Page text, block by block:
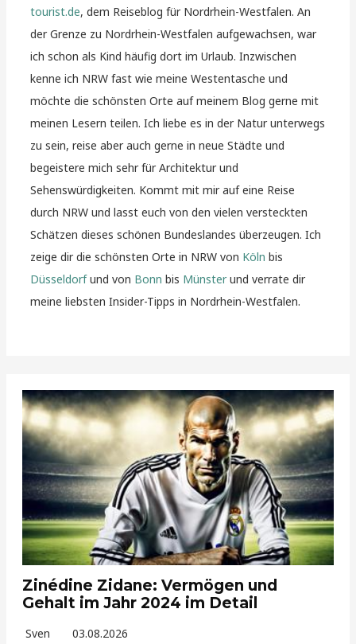
tourist.de, dem Reiseblog für Nordrhein-Westfalen. An
der Grenze zu Nordrhein-Westfalen aufgewachsen, war
ich schon als Kind häufig dort im Urlaub. Inzwischen
kenne ich NRW fast wie meine Westentasche und
möchte die schönsten Orte auf meinem Blog gerne mit
meinen Lesern teilen. Ich liebe es in der Natur unterwegs
zu sein, reise aber auch gerne in neue Städte und
begeistere mich sehr für Architektur und
Sehenswürdigkeiten. Kommt mit mir auf eine Reise
durch NRW und lasst euch von den vielen versteckten
Schätzen dieses schönen Bundeslandes überzeugen. Ich
zeige dir die schönsten Orte in NRW von Köln bis
Düsseldorfund von Bonn bis Münsterund verrate dir
meine liebsten Insider-Tipps in Nordrhein-Westfalen.
Zinédine Zidane: Vermögen und
Gehalt im Jahr 2024 im Detail
Sven 03.08.2026